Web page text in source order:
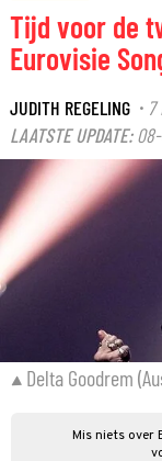
Tijd voor de
Eurovisie
JUDITH REGELING · 7
LAATSTE UPDATE:
Delta Goodrem
Mis niets over